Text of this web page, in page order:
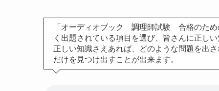
「オーディオブック 調理師試験 合格のた
く出題されている項目を選び、皆さんに正し
正しい知識さえあれば、どのような問題を出
だけを見つけ出すことが出来ます。